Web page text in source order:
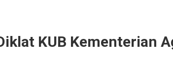
KUB Kementerian